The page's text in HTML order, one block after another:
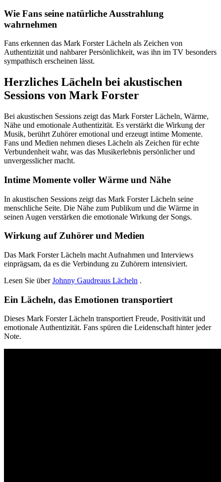
Wie Fans seine natürliche Ausstrahlung
wahrnehmen
Fans erkennen das Mark Forster Lächeln als Zeichen von
Authentizität und nahbarer Persönlichkeit, was ihn im TV besonders
sympathisch erscheinen lässt.
Herzliches Lächeln bei akustischen
Sessions von Mark Forster
Bei akustischen Sessions zeigt das Mark Forster Lächeln, Wärme,
Nähe und emotionale Authentizität. Es verstärkt die Wirkung der
Musik, berührt Zuhörer emotional und erzeugt intime Momente.
Fans und Medien nehmen dieses Lächeln als Zeichen für echte
Verbundenheit wahr, was das Musikerlebnis persönlicher und
unvergesslicher macht.
Intime Momente voller Wärme und Nähe
In akustischen Sessions zeigt das Mark Forster Lächeln seine
menschliche Seite. Die Nähe zum Publikum und die Wärme in
seinen Augen verstärken die emotionale Wirkung der Songs.
Wirkung auf Zuhörer und Medien
Das Mark Forster Lächeln macht Aufnahmen und Interviews
einprägsam, da es die Verbindung zu Zuhörern intensiviert.
Lesen Sie überJohnny Gaudreaus Lächeln .
Ein Lächeln, das Emotionen transportiert
Dieses Mark Forster Lächeln transportiert Freude, Positivität und
emotionale Authentizität. Fans spüren die Leidenschaft hinter jeder
Note.